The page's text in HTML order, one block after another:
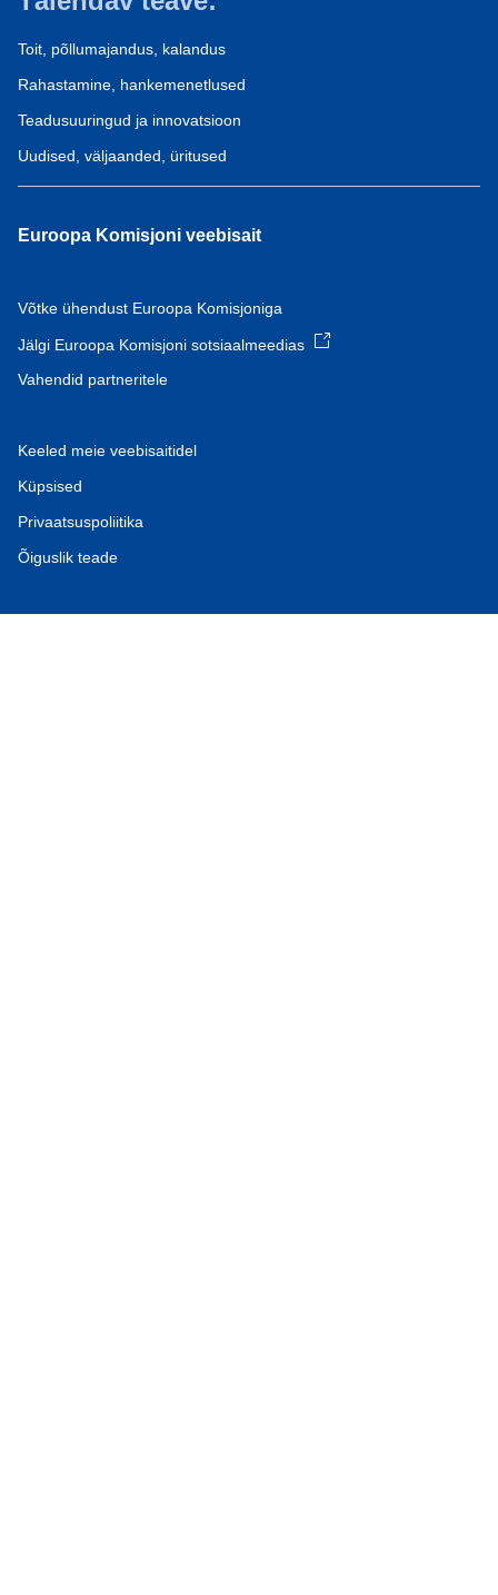
Toit, põllumajandus, kalandus
Rahastamine, hankemenetlused
Teadusuuringud ja innovatsioon
Uudised, väljaanded, üritused
Euroopa Komisjoni veebisait
Võtke ühendust Euroopa Komisjoniga
Jälgi Euroopa Komisjoni sotsiaalmeedias
Vahendid partneritele
Keeled meie veebisaitidel
Küpsised
Privaatsuspoliitika
Õiguslik teade